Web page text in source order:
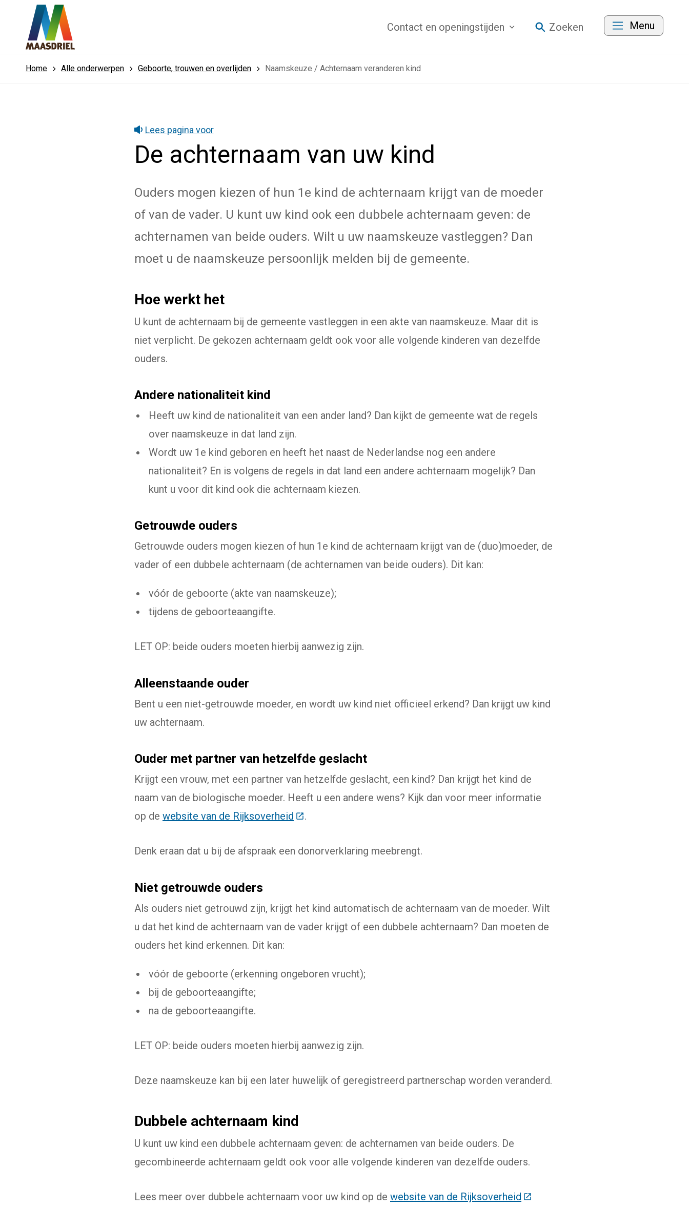
Contact en openingstijden Zoeken Menu
Home Alle onderwerpen Geboorte, trouwen en overlijden Naamskeuze / Achternaam veranderen kind
Lees pagina voor
De achternaam van uw kind
Ouders mogen kiezen of hun 1e kind de achternaam krijgt van de moeder
of van de vader. U kunt uw kind ook een dubbele achternaam geven: de
achternamen van beide ouders. Wilt u uw naamskeuze vastleggen? Dan
moet u de naamskeuze persoonlijk melden bij de gemeente.
Hoe werkt het
U kunt de achternaam bij de gemeente vastleggen in een akte van naamskeuze. Maar dit is
niet verplicht. De gekozen achternaam geldt ook voor alle volgende kinderen van dezelfde
ouders.
Andere nationaliteit kind
Heeft uw kind de nationaliteit van een ander land? Dan kijkt de gemeente wat de regels
over naamskeuze in dat land zijn.
Wordt uw 1e kind geboren en heeft het naast de Nederlandse nog een andere
nationaliteit? En is volgens de regels in dat land een andere achternaam mogelijk? Dan
kunt u voor dit kind ook die achternaam kiezen.
Getrouwde ouders
Getrouwde ouders mogen kiezen of hun 1e kind de achternaam krijgt van de (duo)moeder, de
vader of een dubbele achternaam (de achternamen van beide ouders). Dit kan:
vóór de geboorte (akte van naamskeuze);
tijdens de geboorteaangifte.
LET OP: beide ouders moeten hierbij aanwezig zijn.
Alleenstaande ouder
Bent u een niet-getrouwde moeder, en wordt uw kind niet officieel erkend? Dan krijgt uw kind
uw achternaam.
Ouder met partner van hetzelfde geslacht
Krijgt een vrouw, met een partner van hetzelfde geslacht, een kind? Dan krijgt het kind de
naam van de biologische moeder. Heeft u een andere wens? Kijk dan voor meer informatie
op de website van de Rijksoverheid (Deze link gaat naar een externe website)
.
Denk eraan dat u bij de afspraak een donorverklaring meebrengt.
Niet getrouwde ouders
Als ouders niet getrouwd zijn, krijgt het kind automatisch de achternaam van de moeder. Wilt
u dat het kind de achternaam van de vader krijgt of een dubbele achternaam? Dan moeten de
ouders het kind erkennen. Dit kan:
vóór de geboorte (erkenning ongeboren vrucht);
bij de geboorteaangifte;
na de geboorteaangifte.
LET OP: beide ouders moeten hierbij aanwezig zijn.
Deze naamskeuze kan bij een later huwelijk of geregistreerd partnerschap worden veranderd.
Dubbele achternaam kind
U kunt uw kind een dubbele achternaam geven: de achternamen van beide ouders. De
gecombineerde achternaam geldt ook voor alle volgende kinderen van dezelfde ouders.
Lees meer over dubbele achternaam voor uw kind op de website van de Rijksoverheid (Deze link gaat naar een externe